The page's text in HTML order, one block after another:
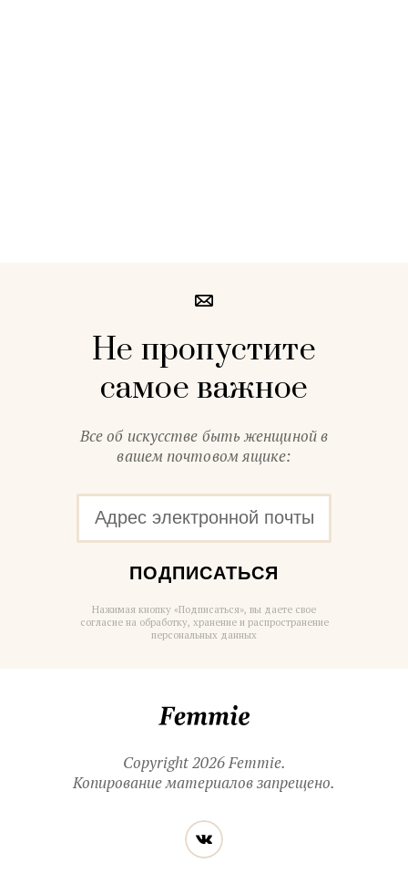
Не пропустите
самое важное
Все об искусстве быть женщиной в
вашем почтовом ящике:
ПОДПИСАТЬСЯ
Нажимая кнопку «Подписаться», вы даете свое
согласие на обработку, хранение и распространение
персональных данных
Copyright 2026 Femmie.
Копирование материалов запрещено.
Читайте
нас
в социальных